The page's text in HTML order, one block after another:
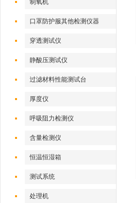
制氧机
口罩防护服其他检测仪器
穿透测试仪
静酸压测试仪
过滤材料性能测试台
厚度仪
呼吸阻力检测仪
含量检测仪
恒温恒湿箱
测试系统
处理机